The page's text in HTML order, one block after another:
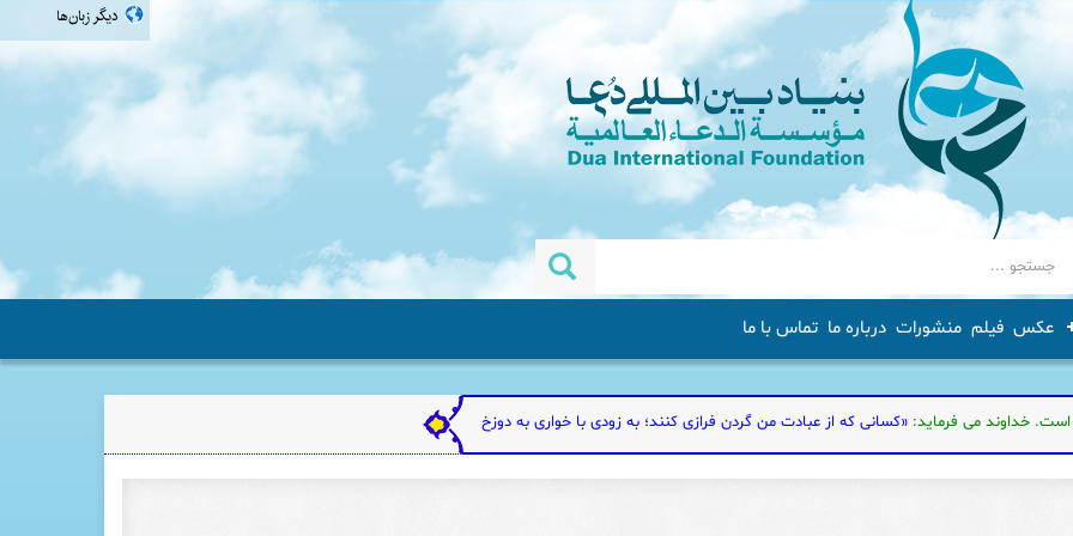
دیگر زبان‌ها
العربية
اردو
عکس فیلم منشورات درباره ما تماس با ما
می فرماید:«کسانی که از عبادت من گردن فرازی کنند؛ به زودی با خواری به دوزخ در می آیند.»و فرموده است: